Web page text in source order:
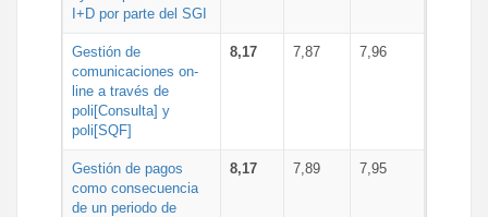
I+D por parte del SGI
Gestión de
comunicaciones on-
line a través de
poli[Consulta] y
poli[SQF]
8,17 7,87 7,96
Gestión de pagos
como consecuencia
de un periodo de
8,17 7,89 7,95